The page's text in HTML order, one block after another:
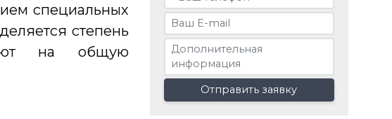
специальных
степень
на общую
Отправить заявку